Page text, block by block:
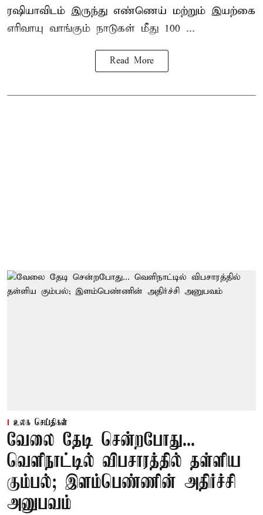
ரஷியாவிடம் இருந்து எண்ணெய் மற்றும் இயற்கை
எரிவாயு வாங்கும் நாடுகள் மீது 100 ...
Read More
உலக செய்திகள்
வேலை தேடி சென்றபோது...
வெளிநாட்டில் விபசாரத்தில் தள்ளிய
கும்பல்; இளம்பெண்ணின் அதிர்ச்சி
அனுபவம்